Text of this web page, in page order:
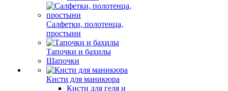
Салфетки, полотенца,
простыни
Тапочки и бахилы
Шапочки
Кисти для маникюра
Кисти для геля и